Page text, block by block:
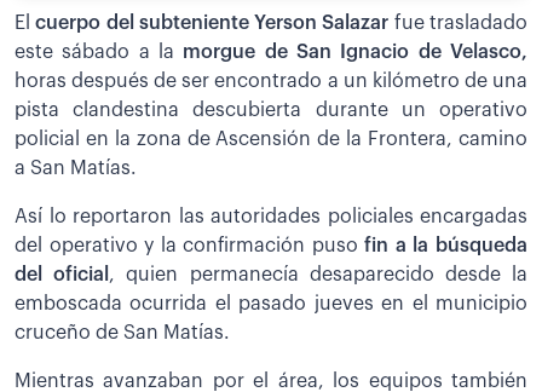
Elcuerpo del subteniente Yerson Salazar fue trasladado
este sábado a la morgue de San Ignacio de Velasco,
horas después de ser encontrado a un kilómetro de una
pista clandestina descubierta durante un operativo
policial en la zona de Ascensión de la Frontera, camino
a San Matías.
Así lo reportaron las autoridades policiales encargadas
del operativo y la confirmación puso fin a la búsqueda
del oficial , quien permanecía desaparecido desde la
emboscada ocurrida el pasado jueves en el municipio
cruceño de San Matías.
Mientras avanzaban por el área, los equipos también